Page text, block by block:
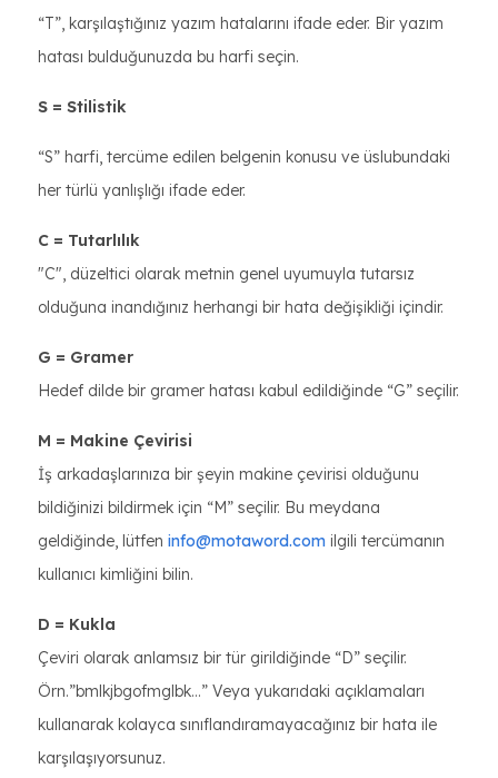
“T”, karşılaştığınız yazım hatalarını ifade eder. Bir yazım
hatası bulduğunuzda bu harfi seçin.
S = Stilistik
“S” harfi, tercüme edilen belgenin konusu ve üslubundaki
her türlü yanlışlığı ifade eder.
C = Tutarlılık
"C", düzeltici olarak metnin genel uyumuyla tutarsız
olduğuna inandığınız herhangi bir hata değişikliği içindir.
G = Gramer
Hedef dilde bir gramer hatası kabul edildiğinde “G” seçilir.
M = Makine Çevirisi
İş arkadaşlarınıza bir şeyin makine çevirisi olduğunu
bildiğinizi bildirmek için “M” seçilir. Bu meydana
geldiğinde, lütfen info@motaword.com ilgili tercümanın
kullanıcı kimliğini bilin.
D = Kukla
Çeviri olarak anlamsız bir tür girildiğinde “D” seçilir.
Örn.”bmlkjbgofmglbk…” Veya yukarıdaki açıklamaları
kullanarak kolayca sınıflandıramayacağınız bir hata ile
karşılaşıyorsunuz.